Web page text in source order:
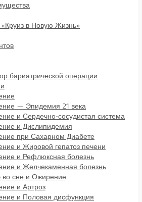
«Круиз в Новую Жизнь»
бариатрической операции
— Эпидемия 21 века
и Сердечно-сосудистая система
и Дислипидемия
при Сахарном Диабете
и Жировой гепатоз печени
и Рефлюксная болезнь
и Желчекаменная болезнь
во сне и Ожирение
и Артроз
и Половая дисфункция